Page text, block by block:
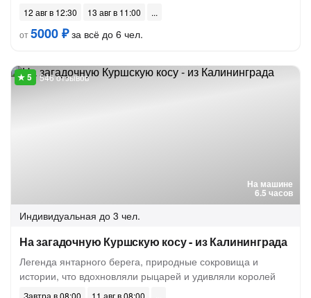
12 авг в 12:30
13 авг в 11:00
от5000 ₽за всё до 6 чел.
На машине
6.5 часов
546 отзывов
Индивидуальная до 3 чел.
На загадочную Куршскую косу - из Калининграда
Легенда янтарного берега, природные сокровища и
истории, что вдохновляли рыцарей и удивляли королей
Завтра в 08:00
11 авг в 08:00